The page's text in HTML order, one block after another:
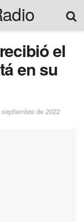
el
en su
de 2022